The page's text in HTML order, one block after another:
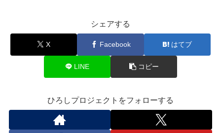
シェアする
X Facebook はてブ
LINE コピー
ひろしプロジェクトをフォローする